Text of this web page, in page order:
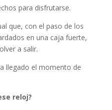
para disfrutarse.
que, con el paso de los
en una caja fuerte,
a salir.
llegado el momento de
reloj?